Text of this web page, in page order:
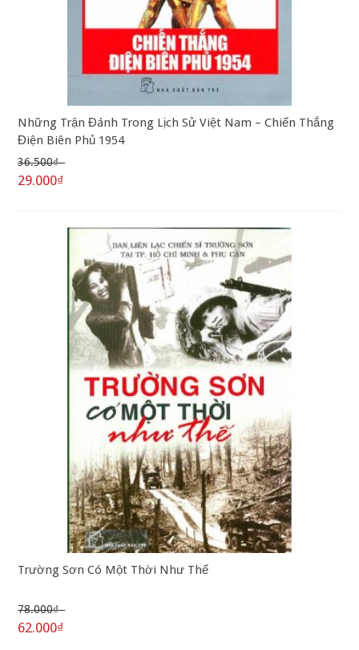
Những Trận Đánh Trong Lịch Sử Việt Nam – Chiến Thắng
Điện Biên Phủ 1954
36.500₫
29.000₫
Trường Sơn Có Một Thời Như Thế
78.000₫
62.000₫